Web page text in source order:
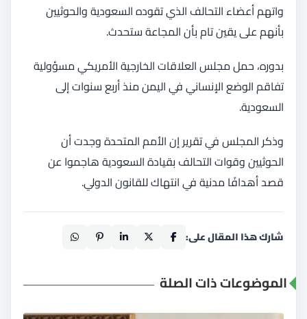
واتهم أعضاء التحالف الذي تقوده السعودية والحوثيين
بأنهم على يقين تام بأن المجاعة ستحدث.
بدوره، حمل مجلس العلاقات الخارجية الأمريكي مسؤولية
تفاقم الوضع الإنساني في اليمن منذ أربع سنوات إلى
السعودية.
وذكر المجلس في تقرير إن الأمم المتحدة وجدت أن
الحوثيين وقوات التحالف بقيادة السعودية هاجموا عن
قصد أهدافًا مدنية في انتهاك للقانون الدولي.
شارك هذا المقال على:
الموضوعات ذات الصلة